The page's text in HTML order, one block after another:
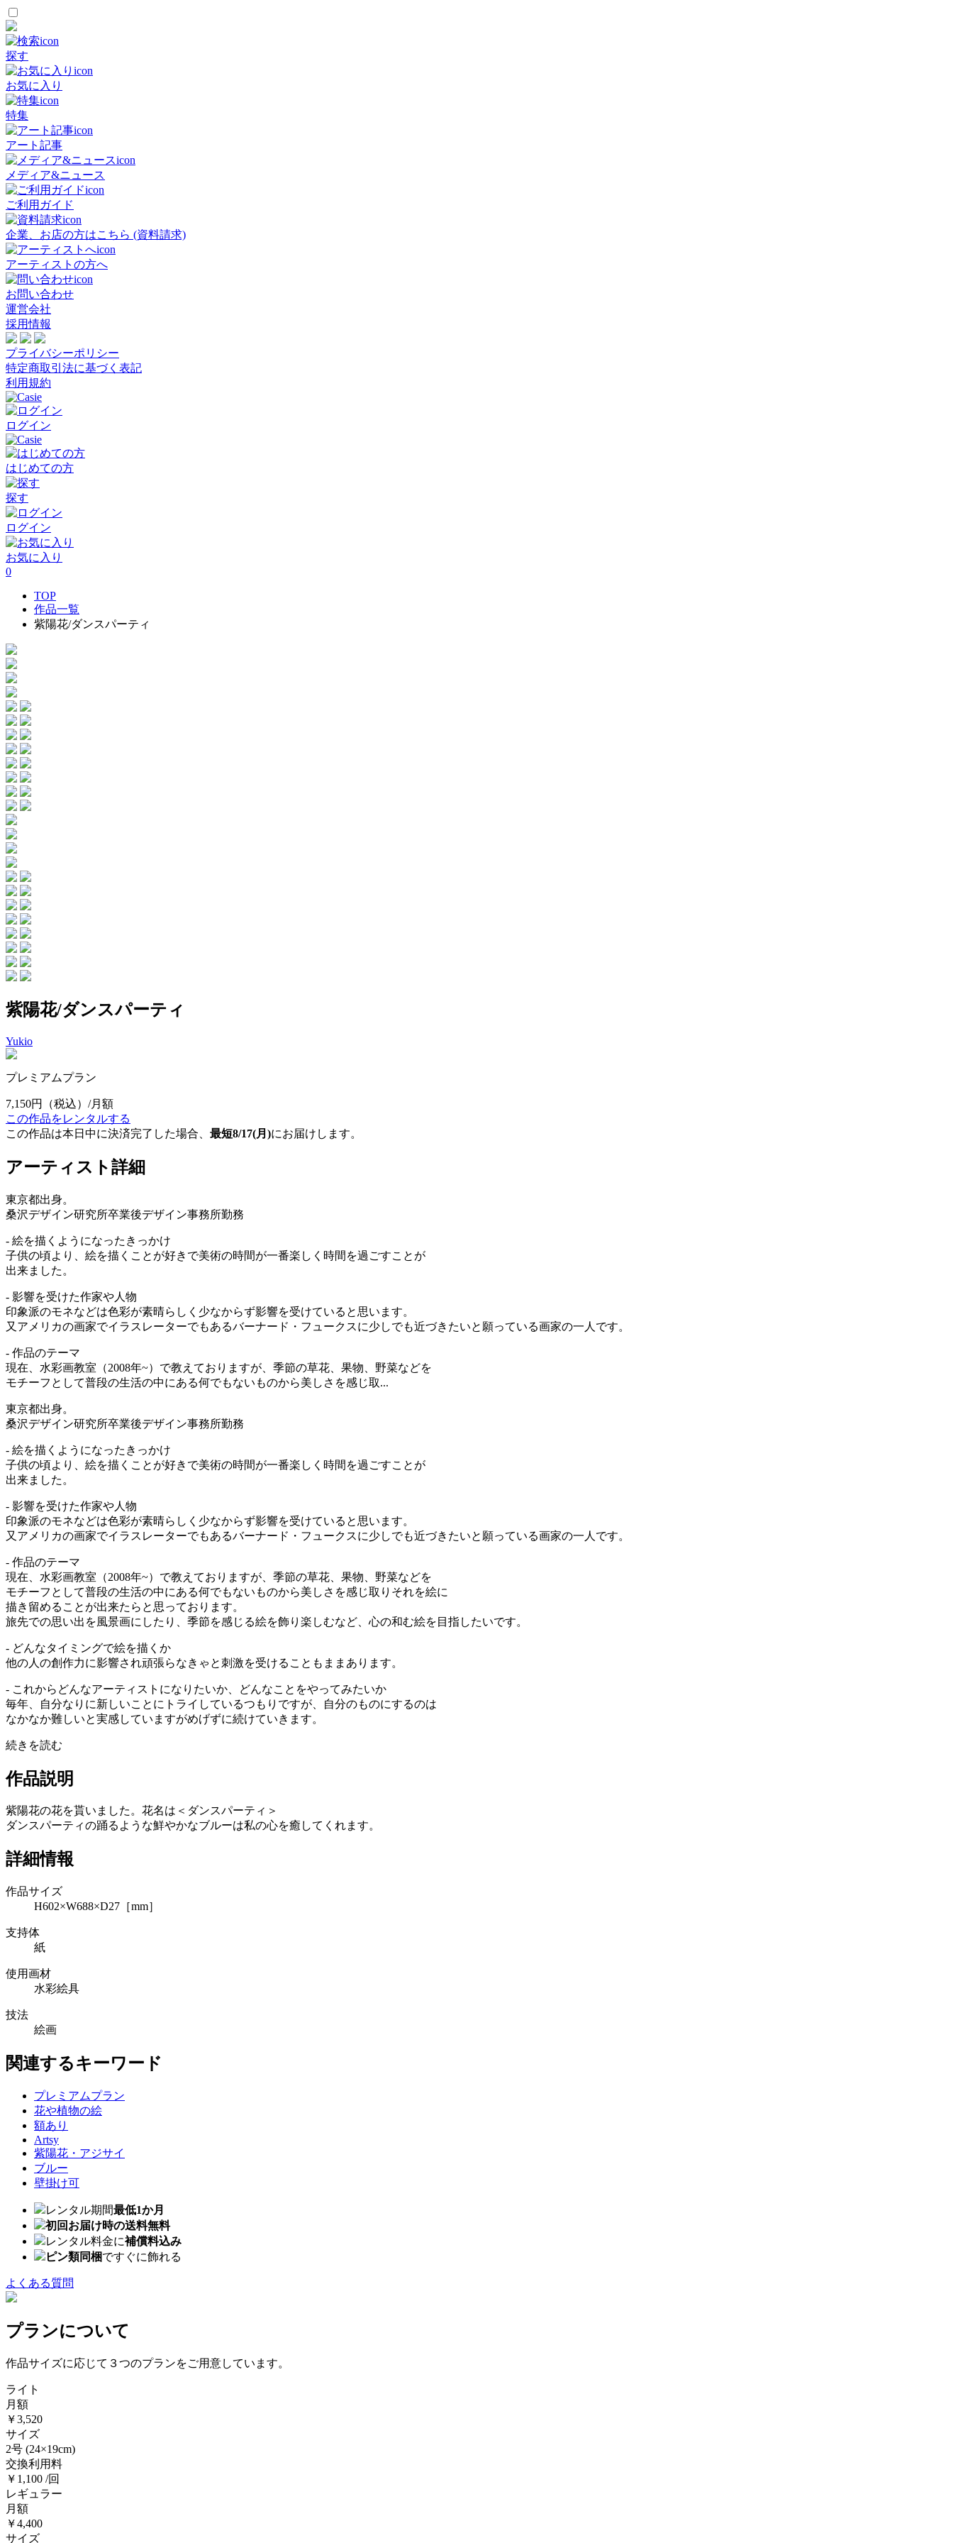
探す
お気に入り
特集
アート記事
メディア&ニュース
ご利用ガイド
企業、お店の方はこちら (資料請求)
アーティストの方へ
お問い合わせ
運営会社
採用情報
プライバシーポリシー
特定商取引法に基づく表記
利用規約
ログイン
はじめての方
探す
ログイン
お気に入り
0
TOP
作品一覧
紫陽花/ダンスパーティ
紫陽花/ダンスパーティ
Yukio
プレミアムプラン
7,150円
（税込）/月額
この作品をレンタルする
この作品は本日中に決済完了した場合、 最短8/17(月)にお届けします。
アーティスト詳細
東京都出身。
桑沢デザイン研究所卒業後デザイン事務所勤務
- 絵を描くようになったきっかけ
子供の頃より、絵を描くことが好きで美術の時間が一番楽しく時間を過ごすことが
出来ました。
- 影響を受けた作家や人物
印象派のモネなどは色彩が素晴らしく少なからず影響を受けていると思います。
又アメリカの画家でイラスレーターでもあるバーナード・フュークスに少しでも近づきたいと願っている画家の一人です。
- 作品のテーマ
現在、水彩画教室（2008年~）で教えておりますが、季節の草花、果物、野菜などを
モチーフとして普段の生活の中にある何でもないものから美しさを感じ取...
東京都出身。
桑沢デザイン研究所卒業後デザイン事務所勤務
- 絵を描くようになったきっかけ
子供の頃より、絵を描くことが好きで美術の時間が一番楽しく時間を過ごすことが
出来ました。
- 影響を受けた作家や人物
印象派のモネなどは色彩が素晴らしく少なからず影響を受けていると思います。
又アメリカの画家でイラスレーターでもあるバーナード・フュークスに少しでも近づきたいと願っている画家の一人です。
- 作品のテーマ
現在、水彩画教室（2008年~）で教えておりますが、季節の草花、果物、野菜などを
モチーフとして普段の生活の中にある何でもないものから美しさを感じ取りそれを絵に
描き留めることが出来たらと思っております。
旅先での思い出を風景画にしたり、季節を感じる絵を飾り楽しむなど、心の和む絵を目指したいです。
- どんなタイミングで絵を描くか
他の人の創作力に影響され頑張らなきゃと刺激を受けることもままあります。
- これからどんなアーティストになりたいか、どんなことをやってみたいか
毎年、自分なりに新しいことにトライしているつもりですが、自分のものにするのは
なかなか難しいと実感していますがめげずに続けていきます。
続きを読む
作品説明
紫陽花の花を貰いました。花名は＜ダンスパーティ＞
ダンスパーティの踊るような鮮やかなブルーは私の心を癒してくれます。
詳細情報
作品サイズ
H602×W688×D27［mm］
支持体
紙
使用画材
水彩絵具
技法
絵画
関連するキーワード
プレミアムプラン
花や植物の絵
額あり
Artsy
紫陽花・アジサイ
ブルー
壁掛け可
レンタル期間最低1か月
初回お届け時の送料無料
レンタル料金に補償料込み
ピン類同梱ですぐに飾れる
よくある質問
プランについて
作品サイズに応じて３つのプランをご用意しています。
ライト
月額
￥3,520
サイズ
2号 (24×19cm)
交換利用料
￥1,100 /回
レギュラー
月額
￥4,400
サイズ